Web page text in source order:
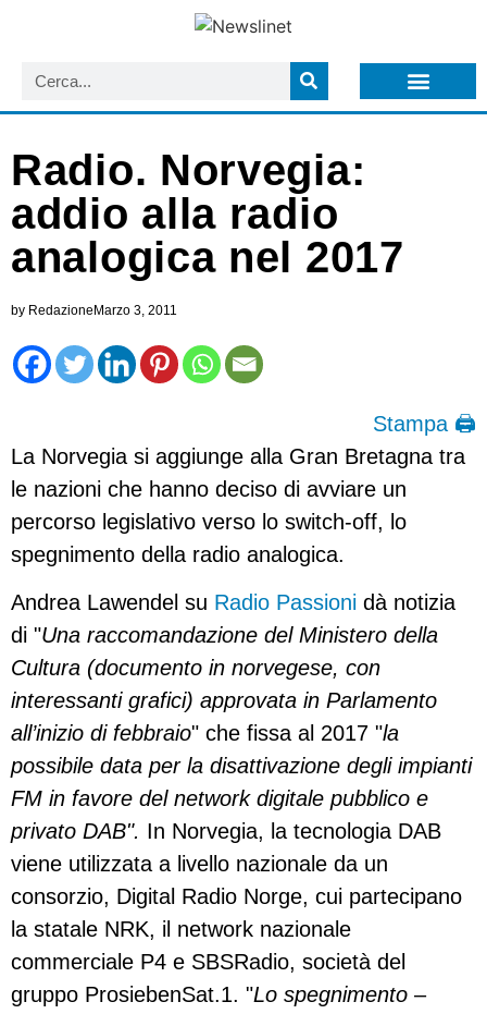
Radio. Norvegia:
addio alla radio
analogica nel 2017
by RedazioneMarzo 3, 2011
Stampa 🖨
La Norvegia si aggiunge alla Gran Bretagna tra
le nazioni che hanno deciso di avviare un
percorso legislativo verso lo switch-off, lo
spegnimento della radio analogica.
Andrea Lawendel su Radio Passioni dà notizia
di "Una raccomandazione del Ministero della
Cultura (documento in norvegese, con
interessanti grafici) approvata in Parlamento
all’inizio di febbraio" che fissa al 2017 "la
possibile data per la disattivazione degli impianti
FM in favore del network digitale pubblico e
privato DAB". In Norvegia, la tecnologia DAB
viene utilizzata a livello nazionale da un
consorzio, Digital Radio Norge, cui partecipano
la statale NRK, il network nazionale
commerciale P4 e SBSRadio, società del
gruppo ProsiebenSat.1. "Lo spegnimento –